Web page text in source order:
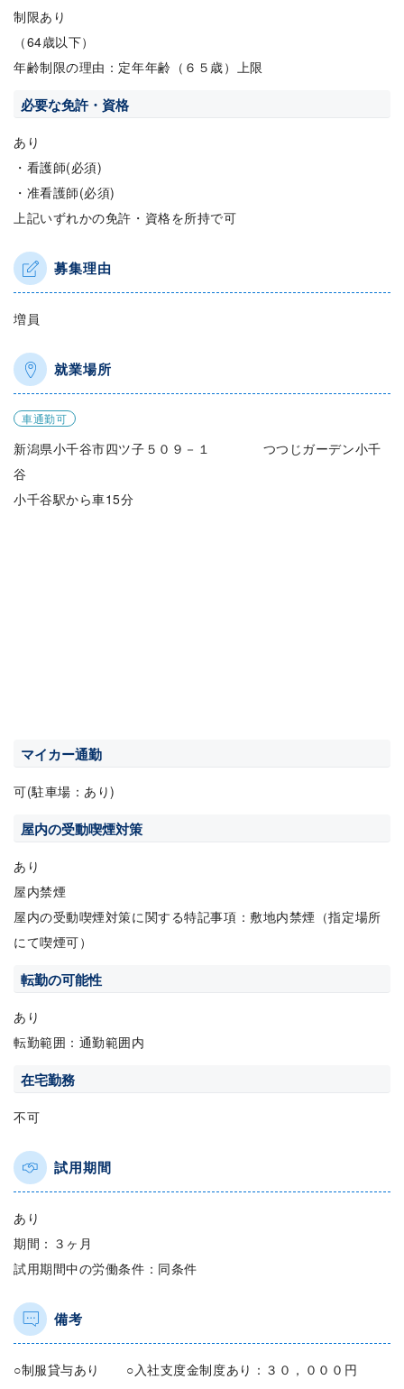
制限あり
（64歳以下）
年齢制限の理由：定年年齢（６５歳）上限
必要な免許・資格
あり
・看護師(必須)
・准看護師(必須)
上記いずれかの免許・資格を所持で可
募集理由
増員
就業場所
車通勤可
新潟県小千谷市四ツ子５０９－１ つつじガーデン小千
谷
小千谷駅から車15分
マイカー通勤
可(駐車場：あり)
屋内の受動喫煙対策
あり
屋内禁煙
屋内の受動喫煙対策に関する特記事項：敷地内禁煙（指定場所
にて喫煙可）
転勤の可能性
あり
転勤範囲：通勤範囲内
在宅勤務
不可
試用期間
あり
期間：３ヶ月
試用期間中の労働条件：同条件
備考
○制服貸与あり ○入社支度金制度あり：３０，０００円